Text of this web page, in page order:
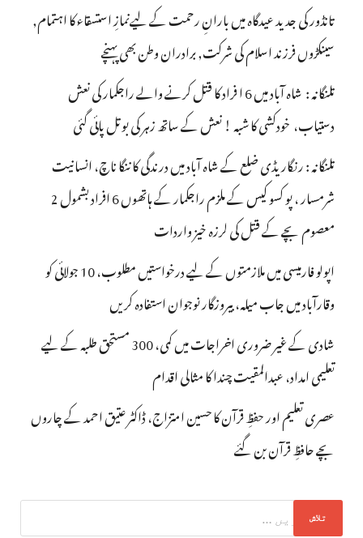
تانڈور کی جدید عیدگاہ میں بارانِ رحمت کے لیےنمازِ استسقاء کا اہتمام,
سینکڑوں فرزند اسلام کی شرکت, برادران وطن بھی پہنچے
تلنگانہ : شاہ آباد میں 6 ا فراد کا قتل کرنے والے راجکمار کی نعش
دستیاب، خودکشی کا شبہ ! نعش کے ساتھ زہر کی بوتل پائی گئی
تلنگانہ : رنگاریڈی ضلع کے شاہ آباد میں درندگی کا ننگا ناچ، انسانیت
شرمسار ، پو کسو کیس کے ملزم راجکمار کے ہاتھوں 6 افراد بشمول 2
معصوم بچے کے قتل کی لرزہ خیز واردات
اپولو فارمیسی میں ملازمتوں کے لیے درخواستیں مطلوب، 10 جولائی کو
وقارآباد میں جاب میلہ، بیروزگار نوجوان استفادہ کریں
شادی کے غیر ضروری اخراجات میں کمی، 300 مستحق طلبہ کے لیے
تعلیمی امداد، عبدالمقیت چندا کا مثالی اقدام
عصری تعلیم اور حفظِ قرآن کا حسین امتزاج، ڈاکٹر عتیق احمد کے چاروں
بچے حافظِ قرآن بن گئے